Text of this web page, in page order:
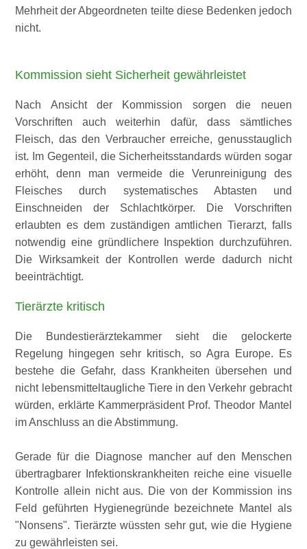
Mehrheit der Abgeordneten teilte diese Bedenken jedoch
nicht.
Kommission sieht Sicherheit gewährleistet
Nach Ansicht der Kommission sorgen die neuen
Vorschriften auch weiterhin dafür, dass sämtliches
Fleisch, das den Verbraucher erreiche, genusstauglich
ist. Im Gegenteil, die Sicherheitsstandards würden sogar
erhöht, denn man vermeide die Verunreinigung des
Fleisches durch systematisches Abtasten und
Einschneiden der Schlachtkörper. Die Vorschriften
erlaubten es dem zuständigen amtlichen Tierarzt, falls
notwendig eine gründlichere Inspektion durchzuführen.
Die Wirksamkeit der Kontrollen werde dadurch nicht
beeinträchtigt.
Tierärzte kritisch
Die Bundestierärztekammer sieht die gelockerte
Regelung hingegen sehr kritisch, so Agra Europe. Es
bestehe die Gefahr, dass Krankheiten übersehen und
nicht lebensmitteltaugliche Tiere in den Verkehr gebracht
würden, erklärte Kammerpräsident Prof. Theodor Mantel
im Anschluss an die Abstimmung.
Gerade für die Diagnose mancher auf den Menschen
übertragbarer Infektionskrankheiten reiche eine visuelle
Kontrolle allein nicht aus. Die von der Kommission ins
Feld geführten Hygienegründe bezeichnete Mantel als
Nonsens . Tierärzte wüssten sehr gut, wie die Hygiene
zu gewährleisten sei.